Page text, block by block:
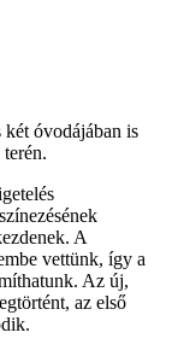
óvodájában is
A
vettünk, így a
Az új,
az első